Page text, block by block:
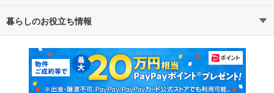
通勤・通学時間から探す
不動産・住宅
新築マンション 中古マンション
新築一戸建て 中古一戸建て
暮らしのお役立ち情報
マンションカタログ 教えて！住まいの先生